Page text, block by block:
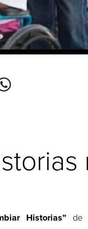
Historias” de